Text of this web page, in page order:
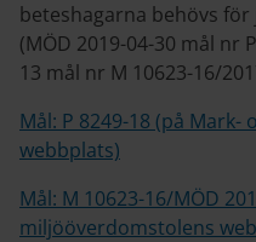
beteshagarna behövs
(MÖD 2019-04-30 mål nr
13 mål nr M 10623-16/
Mål: P 8249-18 (på
webbplats)
Mål: M 10623-16/MÖD
miljööverdomstolens